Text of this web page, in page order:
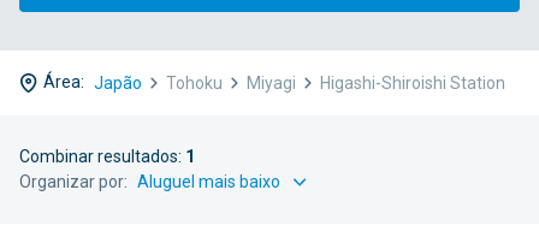
Área: Japão Tohoku Miyagi Higashi-Shiroishi Station
Combinar resultados: 1
Organizar por: